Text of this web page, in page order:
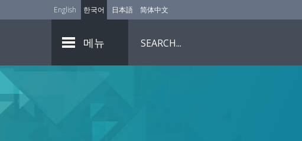
English 한국어 日本語 简体中文
메뉴